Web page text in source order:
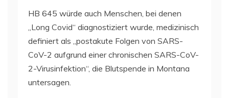
HB 645 würde auch Menschen, bei denen
„Long Covid“ diagnostiziert wurde, medizinisch
definiert als „postakute Folgen von SARS-
CoV-2 aufgrund einer chronischen SARS-CoV-
2-Virusinfektion“, die Blutspende in Montana
untersagen.